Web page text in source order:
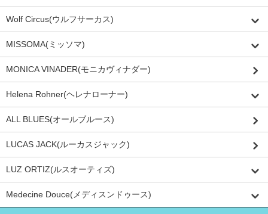
Wolf Circus(ウルフサーカス)
MISSOMA(ミッソマ)
MONICA VINADER(モニカヴィナダー)
Helena Rohner(ヘレナローナー)
ALL BLUES(オールブルース)
LUCAS JACK(ルーカスジャック)
LUZ ORTIZ(ルスオーティズ)
Medecine Douce(メディスンドゥース)